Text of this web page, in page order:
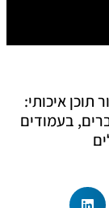
תוכן איכותי:
בעמודים